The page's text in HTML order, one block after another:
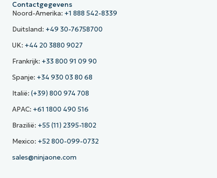
Contactgegevens
Noord-Amerika: +1 888 542-8339
Duitsland: +49 30-76758700
UK: +44 20 3880 9027
Frankrijk: +33 800 91 09 90
Spanje: +34 930 03 80 68
Italië: (+39) 800 974 708
APAC: +61 1800 490 516
Brazilië: +55 (11) 2395-1802
Mexico: +52 800-099-0732
sales@ninjaone.com